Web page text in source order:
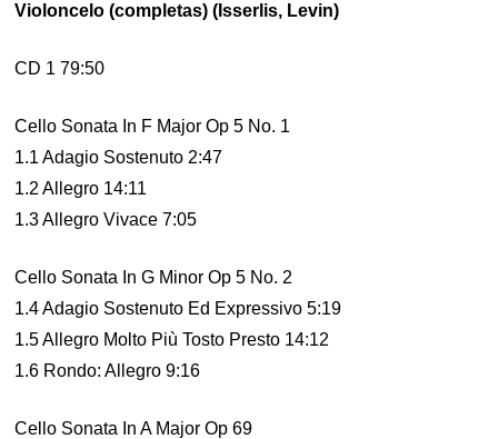
Violoncelo (completas) (Isserlis, Levin)
CD 1 79:50
Cello Sonata In F Major Op 5 No. 1
1.1 Adagio Sostenuto 2:47
1.2 Allegro 14:11
1.3 Allegro Vivace 7:05
Cello Sonata In G Minor Op 5 No. 2
1.4 Adagio Sostenuto Ed Expressivo 5:19
1.5 Allegro Molto Più Tosto Presto 14:12
1.6 Rondo: Allegro 9:16
Cello Sonata In A Major Op 69